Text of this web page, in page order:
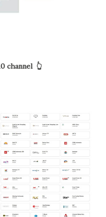
channel 👆